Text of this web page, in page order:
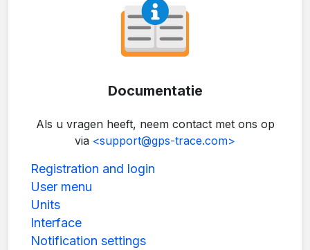
Documentatie
Als u vragen heeft, neem contact met ons op
via <support@gps-trace.com>
Registration and login
User menu
Units
Interface
Notification settings